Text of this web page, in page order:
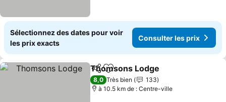
Sélectionnez des dates pour voir
les prix exacts
Consulter les prix
PartagerAjouter à mes favoris
Thomsons Lodge
8,0 Très bien
133
à 10.5 km de : Centre-ville